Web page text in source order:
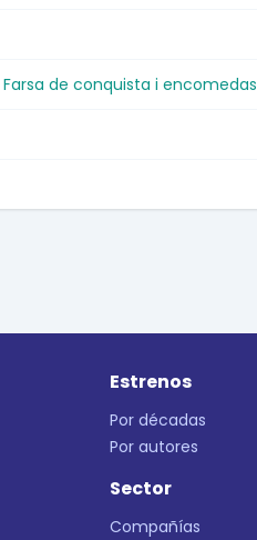
de conquista i encomedas
Estrenos
Por décadas
Por autores
Sector
Compañías